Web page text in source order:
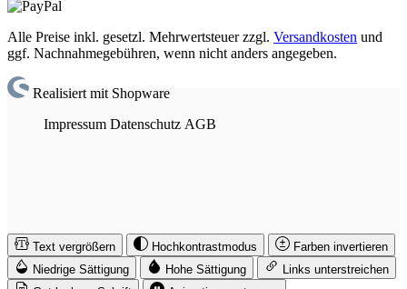
Alle Preise inkl. gesetzl. Mehrwertsteuer zzgl. Versandkosten und
ggf. Nachnahmegebühren, wenn nicht anders angegeben.
Realisiert mit Shopware
Impressum Datenschutz AGB
Text vergrößern Hochkontrastmodus
Farben invertieren
Niedrige Sättigung
Hohe Sättigung
Links unterstreichen